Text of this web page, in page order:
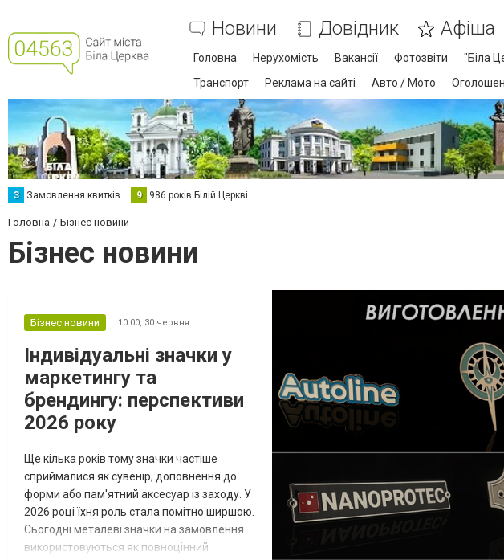
Новини Довідник Афіша
Головна Нерухомість Вакансії Фотозвіти "Біла
Транспорт
Реклама на сайті Авто / Мото
З Замовлення квитків 9 986 років Білій Церкві
Головна Бізнес новини
Бізнес новини
Бізнес новини 10:00, 30 червня
Індивідуальні значки у
маркетингу та
брендингу: перспективи
2026 року
Ще кілька років тому значки частіше
сприймалися як сувенір, доповнення до
форми або пам'ятний аксесуар із заходу. У
2026 році їхня роль стала помітно ширшою.
Сьогодні металеві значки на замовлення
використовуються як повноцінний